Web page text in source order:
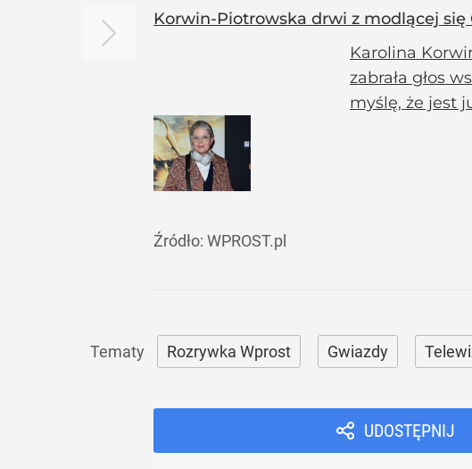
Korwin-Piotrowska drwi z modlącej się
Karolina
zabrała głos
myślę, że jest
Źródło: WPROST.pl
Rozrywka Wprost Gwiazdy
UDOSTĘPNIJ